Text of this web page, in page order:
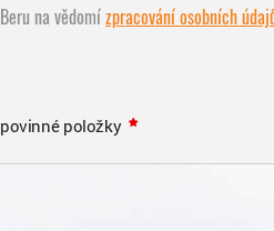
Beru na vědomízpracování osobních
povinné položky